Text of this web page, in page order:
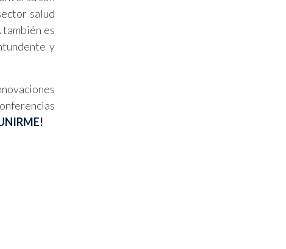
salud
es
y